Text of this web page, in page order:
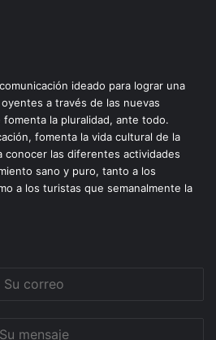
ideado para lograr una
a través de las nuevas
la pluralidad, ante todo.
fomenta la vida cultural de la
conocer las diferentes actividades
sano y puro, tanto a los
a los turistas que semanalmente la